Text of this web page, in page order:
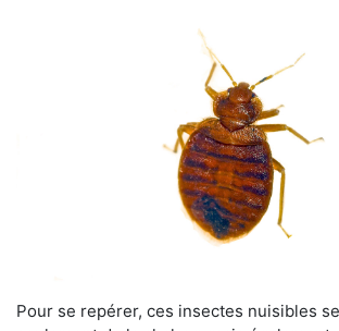
Pour se repérer, ces insectes nuisibles